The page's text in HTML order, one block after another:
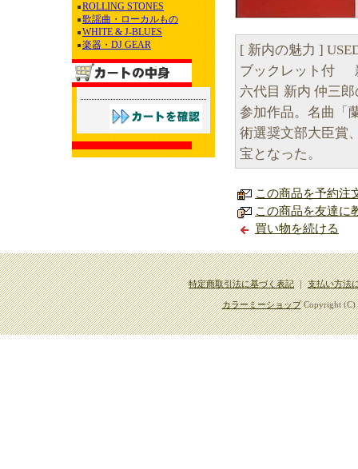
ROLLING STONES
歌謡曲・ローカルもの
WHITE & J-BLUES
楽器・DJ GEAR
[ 新内の魅力 ]
ブックレット付
六代目 新内 仲三
参加作品。名曲「
術選奨文部大臣賞
宝となった。
この商品を予約注
この商品を友達に
買い物を続ける
特定商取引法に基づく表記｜支払い方法
カラーミーショップCopyright (C)